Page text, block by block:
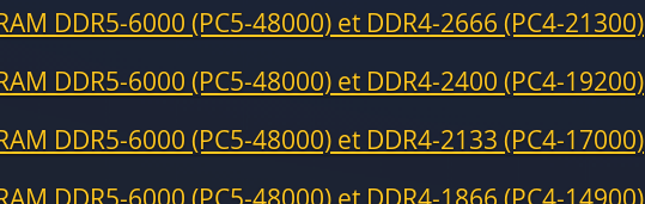
DDR5-6000 (PC5-48000) et DDR4-2666 (PC4-21300)
DDR5-6000 (PC5-48000) et DDR4-2400 (PC4-19200)
DDR5-6000 (PC5-48000) et DDR4-2133 (PC4-17000)